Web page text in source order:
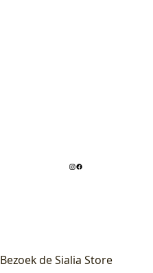
Bezoek de Sialia Store